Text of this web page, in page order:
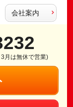
会社案内
月は無休で営業)